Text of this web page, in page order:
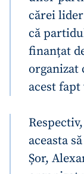
cărei
că
finanțat
organizat
acest
aceasta
Șor,